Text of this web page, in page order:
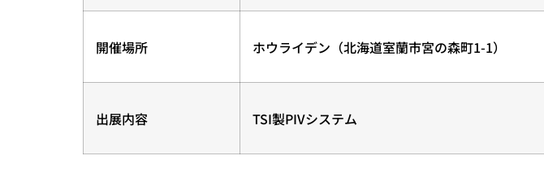
開催場所 ホウライデン（北海道室蘭市宮の森町1-1）
出展内容 TSI製PIVシステム